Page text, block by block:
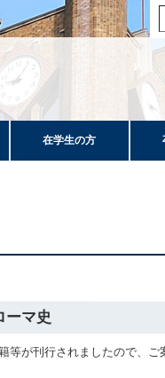
在学生の方
ーマ史
が刊行されましたので、ご